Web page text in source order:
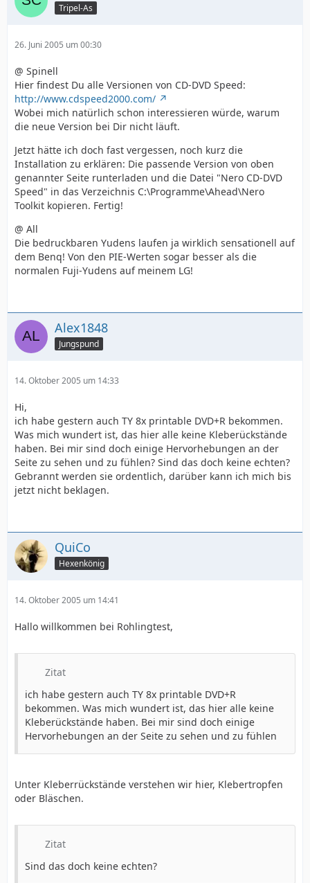
Tripel-As
26. Juni 2005 um 00:30
@ Spinell
Hier findest Du alle Versionen von CD-DVD Speed:
http://www.cdspeed2000.com/
Wobei mich natürlich schon interessieren würde, warum
die neue Version bei Dir nicht läuft.
Jetzt hätte ich doch fast vergessen, noch kurz die
Installation zu erklären: Die passende Version von oben
genannter Seite runterladen und die Datei "Nero CD-DVD
Speed" in das Verzeichnis C:\Programme\Ahead\Nero
Toolkit kopieren. Fertig!
@ All
Die bedruckbaren Yudens laufen ja wirklich sensationell auf
dem Benq! Von den PIE-Werten sogar besser als die
normalen Fuji-Yudens auf meinem LG!
Alex1848
Jungspund
14. Oktober 2005 um 14:33
Hi,
ich habe gestern auch TY 8x printable DVD+R bekommen.
Was mich wundert ist, das hier alle keine Kleberückstände
haben. Bei mir sind doch einige Hervorhebungen an der
Seite zu sehen und zu fühlen? Sind das doch keine echten?
Gebrannt werden sie ordentlich, darüber kann ich mich bis
jetzt nicht beklagen.
QuiCo
Hexenkönig
14. Oktober 2005 um 14:41
Hallo willkommen bei Rohlingtest,
Zitat
ich habe gestern auch TY 8x printable DVD+R
bekommen. Was mich wundert ist, das hier alle keine
Kleberückstände haben. Bei mir sind doch einige
Hervorhebungen an der Seite zu sehen und zu fühlen
Unter Kleberrückstände verstehen wir hier, Klebertropfen
oder Bläschen.
Zitat
Sind das doch keine echten?